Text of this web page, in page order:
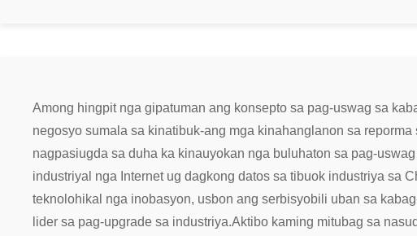
Among hingpit nga gipatuman ang konsepto sa pag-uswag sa
negosyo sumala sa kinatibuk-ang mga kinahanglanon sa
nagpasiugda sa duha ka kinauyokan nga buluhaton sa pag-
industriyal nga Internet ug dagkong datos sa tibuok industriya sa
teknolohikal nga inobasyon, usbon ang serbisyobili uban sa
lider sa pag-upgrade sa industriya.Aktibo kaming mitubag sa